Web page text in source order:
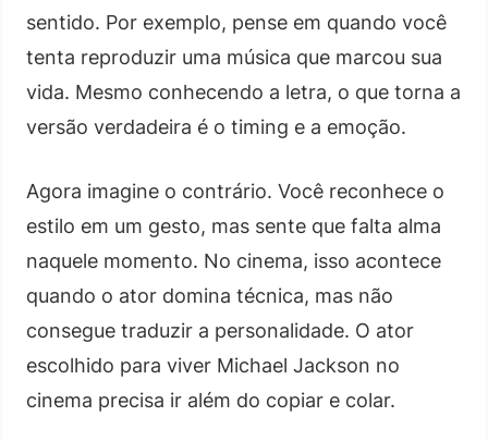
sentido. Por exemplo, pense em quando você
tenta reproduzir uma música que marcou sua
vida. Mesmo conhecendo a letra, o que torna a
versão verdadeira é o timing e a emoção.
Agora imagine o contrário. Você reconhece o
estilo em um gesto, mas sente que falta alma
naquele momento. No cinema, isso acontece
quando o ator domina técnica, mas não
consegue traduzir a personalidade. O ator
escolhido para viver Michael Jackson no
cinema precisa ir além do copiar e colar.